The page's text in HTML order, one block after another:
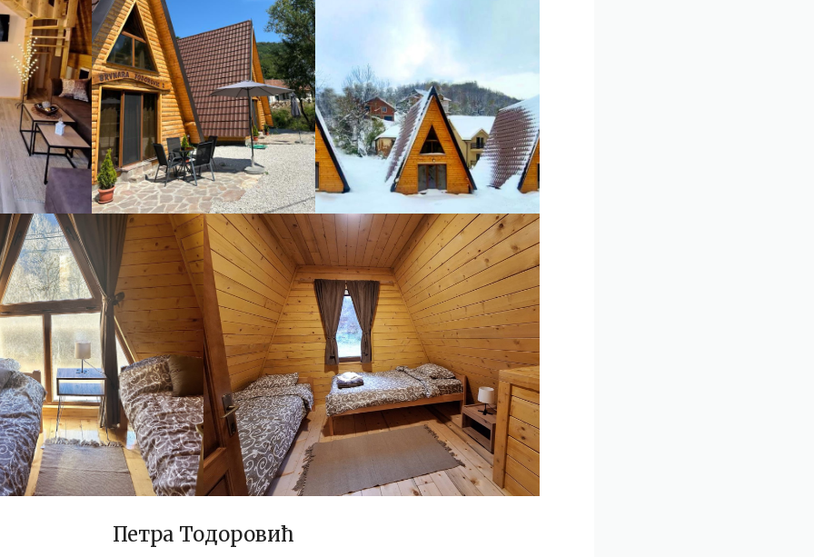
Петра Тодоровић